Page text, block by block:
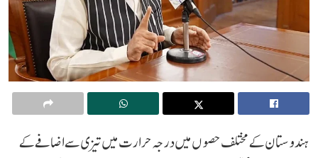
ہندوستان کے مختلف حصوں میں درجہ حرارت میں تیزی سے اضافے کے